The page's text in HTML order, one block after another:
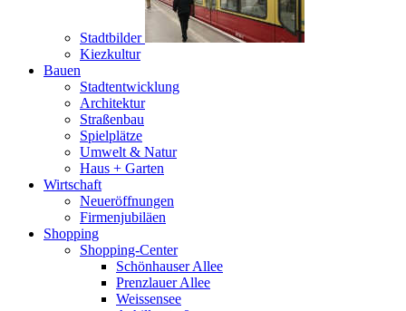
Stadtbilder
Kiezkultur
Bauen
Stadtentwicklung
Architektur
Straßenbau
Spielplätze
Umwelt & Natur
Haus + Garten
Wirtschaft
Neueröffnungen
Firmenjubiläen
Shopping
Shopping-Center
Schönhauser Allee
Prenzlauer Allee
Weissensee